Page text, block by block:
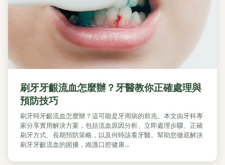
刷牙牙齦流血怎麼辦？牙醫教你正確處理與
預防技巧
刷牙時牙齦流血怎麼辦？這可能是牙周病的前兆。本文由牙科專
家分享實用解決方案，包括流血原因分析、立即處理步驟、正確
刷牙方式、長期預防策略，以及何時該看牙醫。幫助您徹底解決
刷牙牙齦流血的困擾，維護口腔健康...